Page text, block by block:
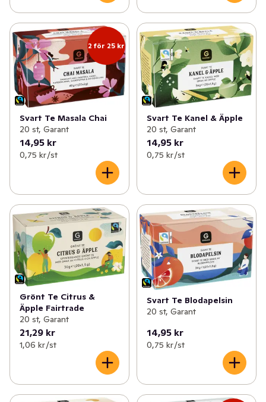
2 för 25 kr
Svart Te Masala Chai
20 st, Garant
14,95 kr
0,75 kr /st
Svart Te Kanel & Äpple
20 st, Garant
14,95 kr
0,75 kr /st
Grönt Te Citrus &
Äpple Fairtrade
20 st, Garant
21,29 kr
1,06 kr /st
Svart Te Blodapelsin
20 st, Garant
14,95 kr
0,75 kr /st